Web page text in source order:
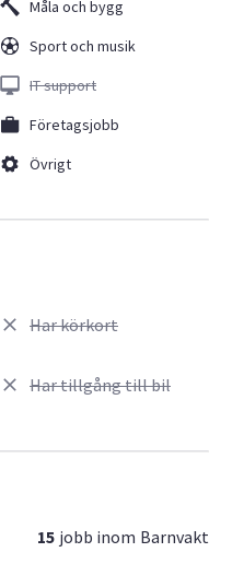
Måla och bygg
Sport och musik
IT support
Företagsjobb
Övrigt
Har körkort
Har tillgång till bil
15 jobb inom Barnvakt